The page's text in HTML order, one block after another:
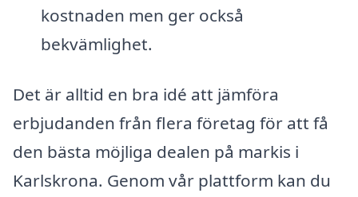
kostnaden men ger också
bekvämlighet.
Det är alltid en bra idé att jämföra
erbjudanden från flera företag för att få
den bästa möjliga dealen på markis i
Karlskrona. Genom vår plattform kan du